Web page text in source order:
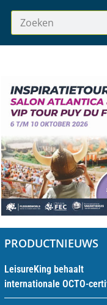
PRODUCTNIEUWS
LeisureKing behaalt
internationale OCTO-